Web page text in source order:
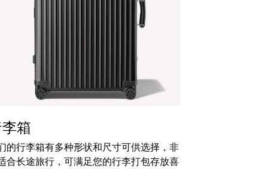
箱
的行李箱有多种形状和尺寸可供选择，非
合长途旅行，可满足您的行李打包存放喜